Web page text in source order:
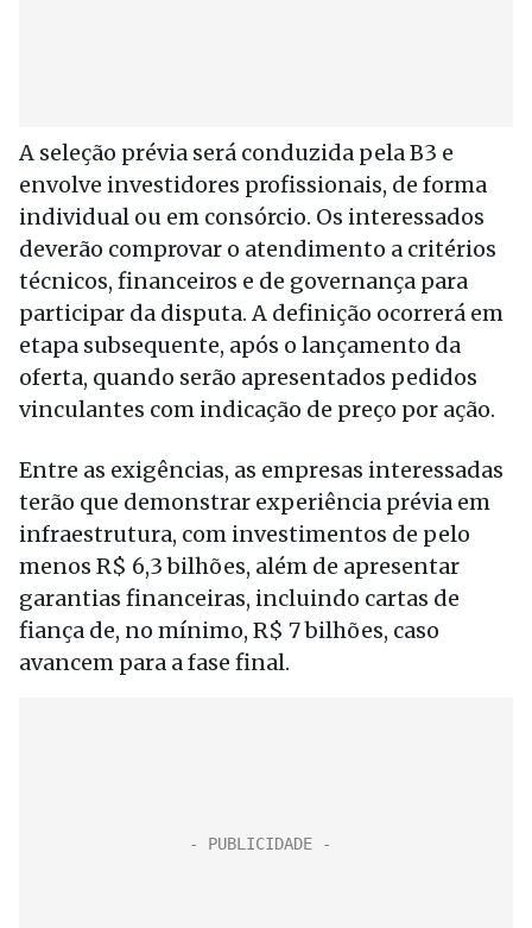
A seleção prévia será conduzida pela B3 e
envolve investidores profissionais, de forma
individual ou em consórcio. Os interessados
deverão comprovar o atendimento a critérios
técnicos, financeiros e de governança para
participar da disputa. A definição ocorrerá em
etapa subsequente, após o lançamento da
oferta, quando serão apresentados pedidos
vinculantes com indicação de preço por ação.
Entre as exigências, as empresas interessadas
terão que demonstrar experiência prévia em
infraestrutura, com investimentos de pelo
menos R$ 6,3 bilhões, além de apresentar
garantias financeiras, incluindo cartas de
fiança de, no mínimo, R$ 7 bilhões, caso
avancem para a fase final.